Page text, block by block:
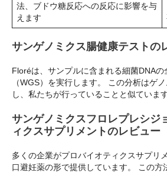
法、ブドウ糖反応への反応に影響を与
えます
サンゲノミクス腸健康テストの
Floréは、サンプルに含まれる細菌DNAの
（WGS）を実行します。 この分析はゲ
し、私たちが行っていることと似ていま
サンゲノミクスフロレプレシジ
ィクスサプリメントのレビュー
多くの企業がプロバイオティクスサプリ
口避妊薬の形で提供しています。 この方